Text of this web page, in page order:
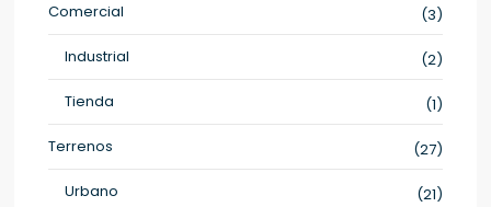
Comercial
(3)
Industrial
(2)
Tienda
(1)
Terrenos
(27)
Urbano
(21)